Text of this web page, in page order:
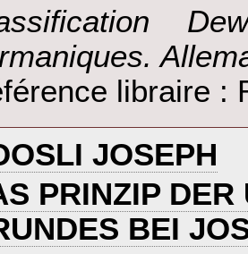
libraire :
JOSEPH‎
PRINZIP
BEI